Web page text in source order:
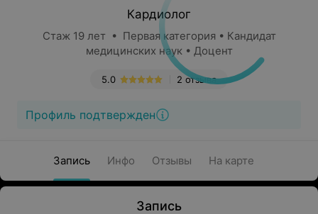
Кардиолог
Стаж 19 лет • Первая категория • Кандидат
медицинских наук • Доцент
2 отзыва
5.0
Профиль подтвержден
Запись Инфо Отзывы На карте
Запись